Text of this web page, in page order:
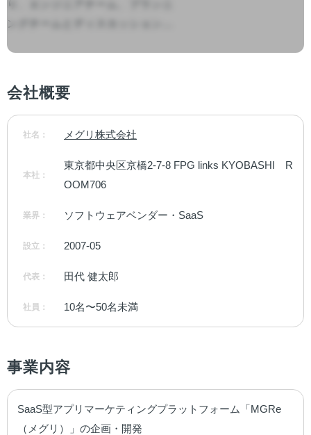
り、エンジニアチーム、プランニ
ングチームとディスカッション...
会社概要
社名： メグリ株式会社
本社：
東京都中央区京橋2-7-8 FPG links KYOBASHI　R
OOM706
業界： ソフトウェアベンダー・SaaS
設立： 2007-05
代表： 田代 健太郎
社員： 10名〜50名未満
事業内容
SaaS型アプリマーケティングプラットフォーム「MGRe
（メグリ）」の企画・開発